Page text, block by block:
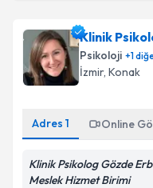
almanız için bir
bilgilendireceğiz.
E-posta Adresiniz
Kişisel
Metni'ni
Klinik
Psikoloji +1
İzmir, Konak
Adres 1 Online
Klinik Psikolog Gözde
Meslek Hizmet Birimi